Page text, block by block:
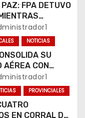
FPA DETUVO
COCAÍNA Y
UNA PLAZA
NOTICIAS
SU
AÉREA CON
SEMANALES A
PROVINCIALES
EN CORRAL DE